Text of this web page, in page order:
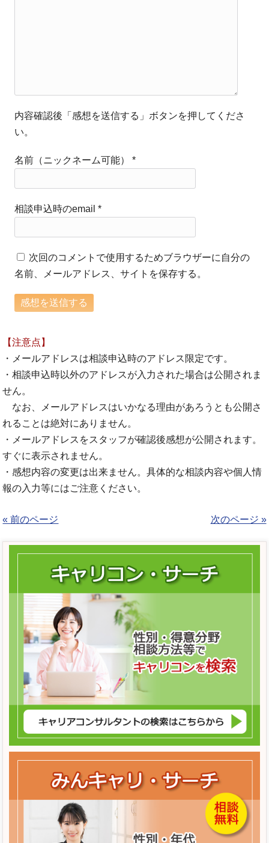
内容確認後「感想を送信する」ボタンを押してくださ
い。
名前（ニックネーム可能）*
相談申込時のemail*
次回のコメントで使用するためブラウザーに自分の
名前、メールアドレス、サイトを保存する。
【注意点】
・メールアドレスは相談申込時のアドレス限定です。
・相談申込時以外のアドレスが入力された場合は公開されま
せん。
なお、メールアドレスはいかなる理由があろうとも公開さ
れることは絶対にありません。
・メールアドレスをスタッフが確認後感想が公開されます。
すぐに表示されません。
・感想内容の変更は出来ません。具体的な相談内容や個人情
報の入力等にはご注意ください。
« 前のページ 次のページ »